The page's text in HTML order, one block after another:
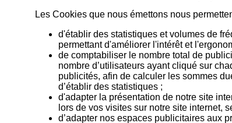
Les Cookies que nous émettons nous
d'établir des statistiques et volumes de
permettant d'améliorer l'intérêt et
de comptabiliser le nombre total de
nombre d’utilisateurs ayant cliqué sur
publicités, afin de calculer les sommes
d’établir des statistiques ;
d'adapter la présentation de notre site
lors de vos visites sur notre site internet,
d’adapter nos espaces publicitaires aux